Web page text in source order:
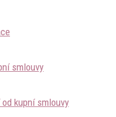
smlouvy
kupní smlouvy